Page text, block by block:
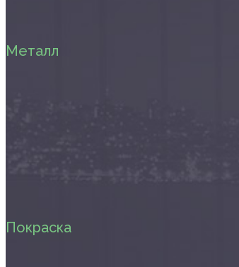
Металл
Покраска